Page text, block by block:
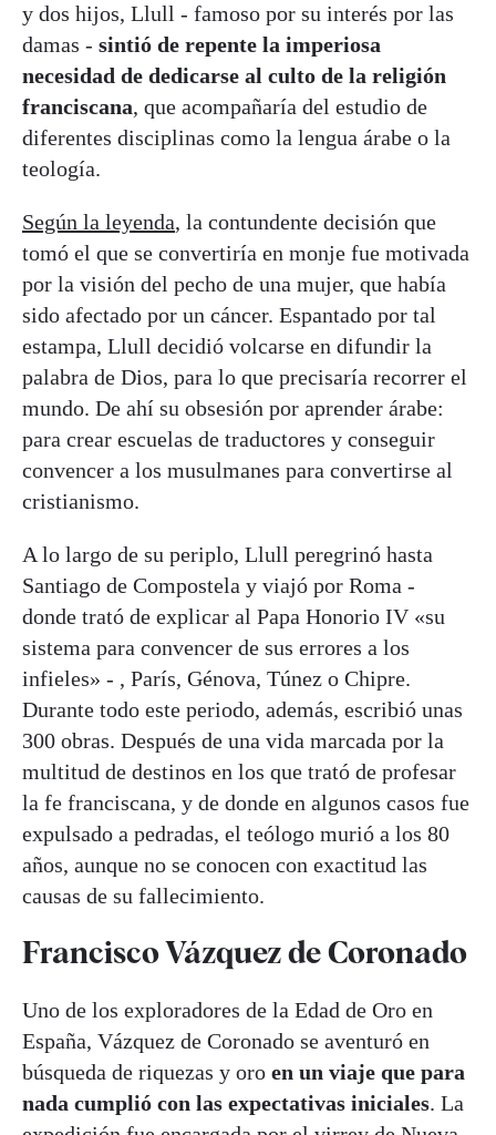
y dos hijos, Llull - famoso por su interés por las
damas - sintió de repente la imperiosa
necesidad de dedicarse al culto de la religión
franciscana, que acompañaría del estudio de
diferentes disciplinas como la lengua árabe o la
teología.
Según la leyenda, la contundente decisión que
tomó el que se convertiría en monje fue motivada
por la visión del pecho de una mujer, que había
sido afectado por un cáncer. Espantado por tal
estampa, Llull decidió volcarse en difundir la
palabra de Dios, para lo que precisaría recorrer el
mundo. De ahí su obsesión por aprender árabe:
para crear escuelas de traductores y conseguir
convencer a los musulmanes para convertirse al
cristianismo.
A lo largo de su periplo, Llull peregrinó hasta
Santiago de Compostela y viajó por Roma -
donde trató de explicar al Papa Honorio IV «su
sistema para convencer de sus errores a los
infieles» - , París, Génova, Túnez o Chipre.
Durante todo este periodo, además, escribió unas
300 obras. Después de una vida marcada por la
multitud de destinos en los que trató de profesar
la fe franciscana, y de donde en algunos casos fue
expulsado a pedradas, el teólogo murió a los 80
años, aunque no se conocen con exactitud las
causas de su fallecimiento.
Francisco Vázquez de Coronado
Uno de los exploradores de la Edad de Oro en
España, Vázquez de Coronado se aventuró en
búsqueda de riquezas y oro en un viaje que para
nada cumplió con las expectativas iniciales. La